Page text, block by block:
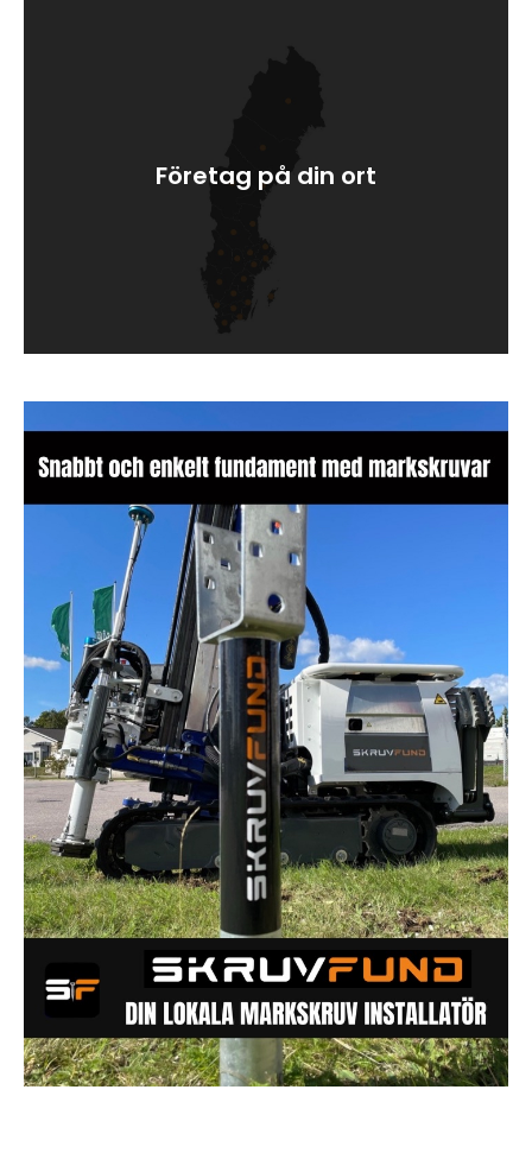
Företag på din ort